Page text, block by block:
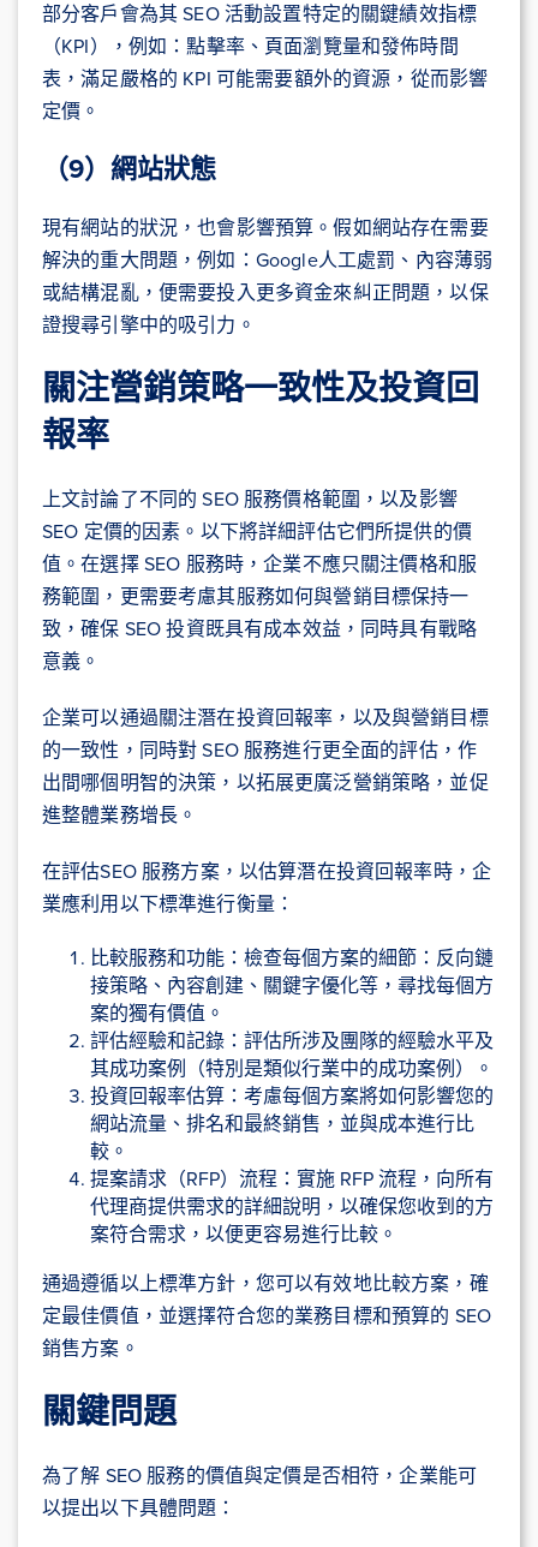
部分客戶會為其 SEO 活動設置特定的關鍵績效指標
（KPI），例如：點擊率、頁面瀏覽量和發佈時間
表，滿足嚴格的 KPI 可能需要額外的資源，從而影響
定價。
（9）網站狀態
現有網站的狀況，也會影響預算。假如網站存在需要
解決的重大問題，例如：Google人工處罰、內容薄弱
或結構混亂，便需要投入更多資金來糾正問題，以保
證搜尋引擎中的吸引力。
關注營銷策略一致性及投資回
報率
上文討論了不同的 SEO 服務價格範圍，以及影響
SEO 定價的因素。以下將詳細評估它們所提供的價
值。在選擇 SEO 服務時，企業不應只關注價格和服
務範圍，更需要考慮其服務如何與營銷目標保持一
致，確保 SEO 投資既具有成本效益，同時具有戰略
意義。
企業可以通過關注潛在投資回報率，以及與營銷目標
的一致性，同時對 SEO 服務進行更全面的評估，作
出間哪個明智的決策，以拓展更廣泛營銷策略，並促
進整體業務增長。
在評估SEO 服務方案，以估算潛在投資回報率時，企
業應利用以下標準進行衡量：
比較服務和功能：檢查每個方案的細節：反向鏈
接策略、內容創建、關鍵字優化等，尋找每個方
案的獨有價值。
評估經驗和記錄：評估所涉及團隊的經驗水平及
其成功案例（特別是類似行業中的成功案例）。
投資回報率估算：考慮每個方案將如何影響您的
網站流量、排名和最終銷售，並與成本進行比
較。
提案請求（RFP）流程：實施 RFP 流程，向所有
代理商提供需求的詳細說明，以確保您收到的方
案符合需求，以便更容易進行比較。
通過遵循以上標準方針，您可以有效地比較方案，確
定最佳價值，並選擇符合您的業務目標和預算的 SEO
銷售方案。
關鍵問題
為了解 SEO 服務的價值與定價是否相符，企業能可
以提出以下具體問題：